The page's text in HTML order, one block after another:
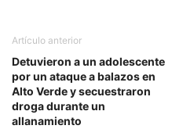
Artículo anterior
Detuvieron a un adolescente
por un ataque a balazos en
Alto Verde y secuestraron
droga durante un
allanamiento